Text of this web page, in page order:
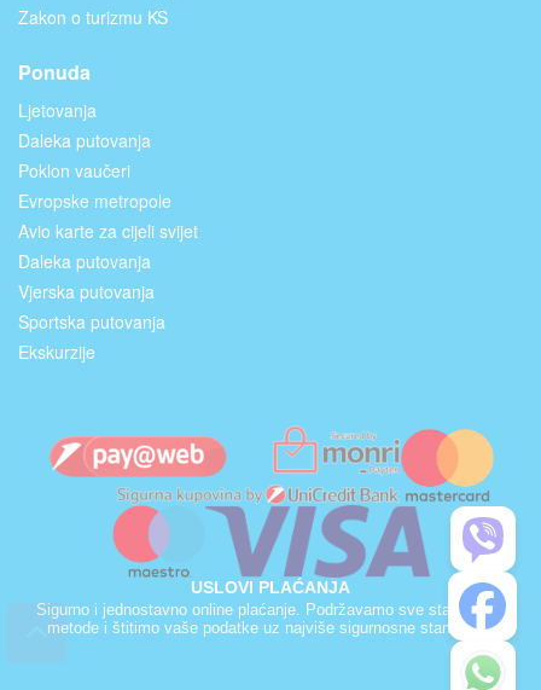
Zakon o turizmu KS
Ponuda
Ljetovanja
Daleka putovanja
Poklon vaučeri
Evropske metropole
Avio karte za cijeli svijet
Daleka putovanja
Vjerska putovanja
Sportska putovanja
Ekskurzije
USLOVI PLAĆANJA
Sigurno i jednostavno online plaćanje. Podržavamo sve standardne
metode i štitimo vaše podatke uz najviše sigurnosne standarde.